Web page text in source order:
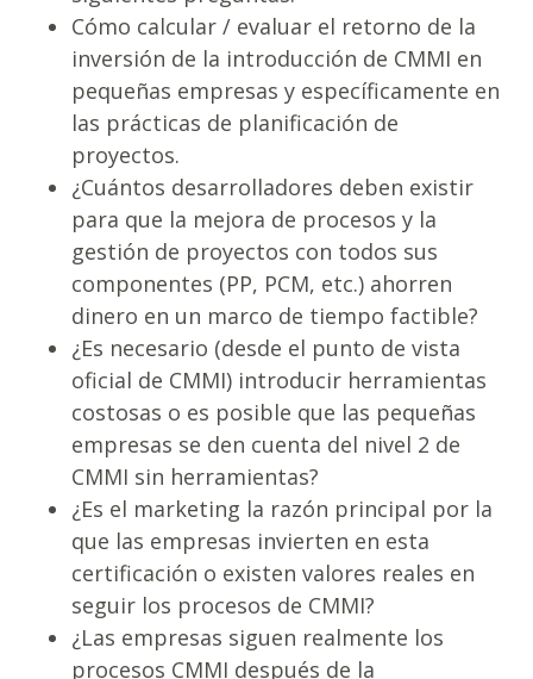
Cómo calcular / evaluar el retorno de la
inversión de la introducción de CMMI en
pequeñas empresas y específicamente en
las prácticas de planificación de
proyectos.
¿Cuántos desarrolladores deben existir
para que la mejora de procesos y la
gestión de proyectos con todos sus
componentes (PP, PCM, etc.) ahorren
dinero en un marco de tiempo factible?
¿Es necesario (desde el punto de vista
oficial de CMMI) introducir herramientas
costosas o es posible que las pequeñas
empresas se den cuenta del nivel 2 de
CMMI sin herramientas?
¿Es el marketing la razón principal por la
que las empresas invierten en esta
certificación o existen valores reales en
seguir los procesos de CMMI?
¿Las empresas siguen realmente los
procesos CMMI después de la